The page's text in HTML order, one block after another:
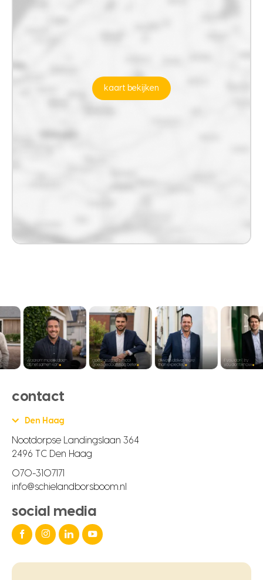
kaart bekijken
contact
Den Haag
Nootdorpse Landingslaan 364
2496 TC Den Haag
070-3107171
info@schielandborsboom.nl
social media